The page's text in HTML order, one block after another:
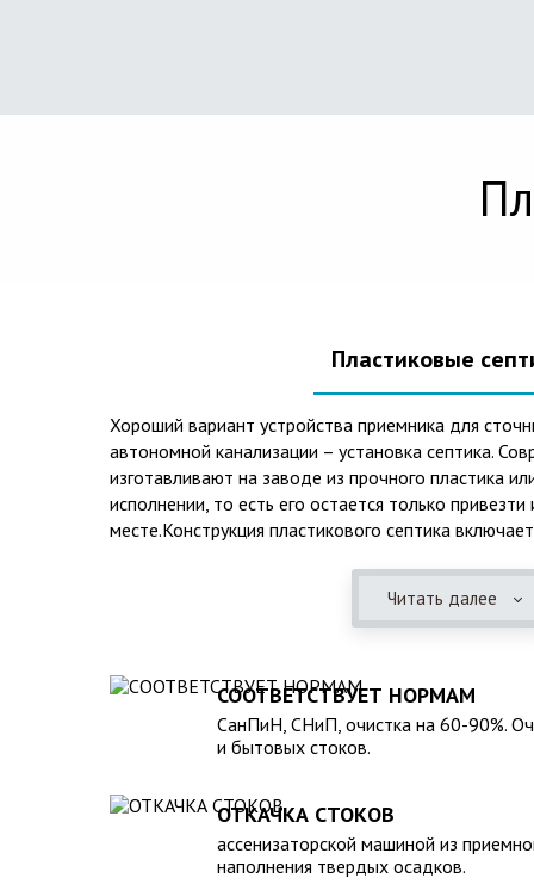
Пластиковые
Хороший вариант устройства приемника для
автономной канализации – установка септика.
изготавливают на заводе из прочного пластика
исполнении, то есть его остается только
месте.Конструкция пластикового септика
эксплуатационные качества: 1. Прочный корпус
грунта даже в незаполненном состоянии. 2. Не
или грунтовых водах. 3. Может эксплуатироваться
температур и любом морозе в зимнее время. 4.
неприятные запахи и позволяет эксплуатацию при
монтаже и обслуживании. 7. Надежен и
необходимость периодической очистки септика с
службы, для чего при его установке необходимо
подъезд для машины. При подборе септика нужно
Читать далее
СООТВЕТСТВУЕТ НОРМАМ
СанПиН, СНиП, очистка на 60-90%.
и бытовых стоков.
ОТКАЧКА СТОКОВ
ассенизаторской машиной из
наполнения твердых осадков.